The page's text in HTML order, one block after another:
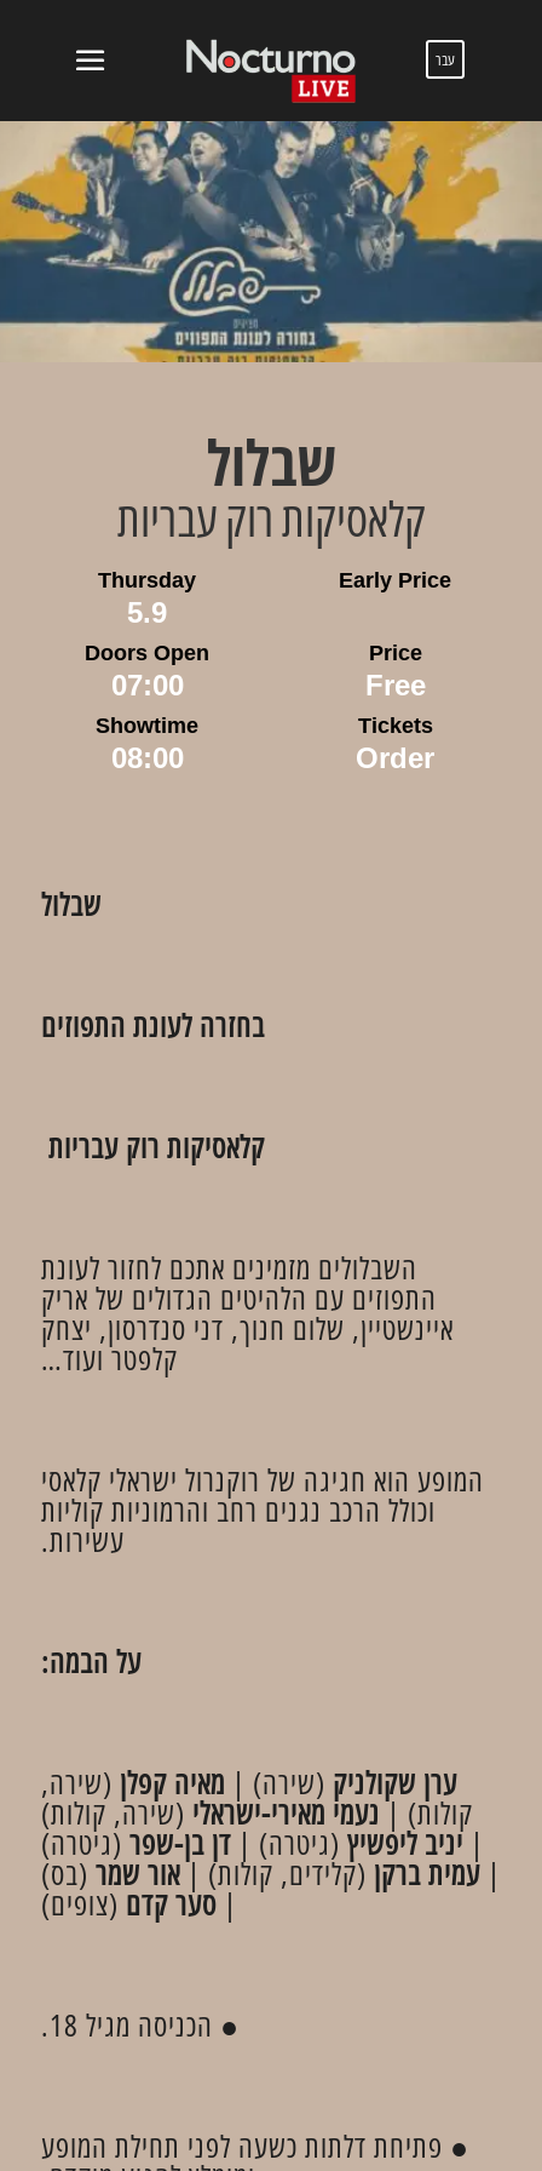
עבר
שבלול
קלאסיקות רוק עבריות
Thursday
5.9
Early Price
Doors Open
07:00
Price
Free
Showtime
08:00
Tickets
Order
שבלול
בחזרה לעונת התפוזים
קלאסיקות רוק עבריות
השבלולים מזמינים אתכם לחזור לעונת
התפוזים עם הלהיטים הגדולים של אריק
איינשטיין, שלום חנוך, דני סנדרסון, יצחק
קלפטר ועוד…
המופע הוא חגיגה של רוקנרול ישראלי קלאסי
וכולל הרכב נגנים רחב והרמוניות קוליות
עשירות.
על הבמה:
ערן שקולניק (שירה) | מאיה קפלן (שירה,
קולות) |נעמי מאירי-ישראלי (שירה, קולות)
| יניב ליפשיץ (גיטרה) | דן בן-שפר (גיטרה)
| עמית ברקן (קלידים, קולות) |אור שמר (בס)
| סער קדם (צופים)
● הכניסה מגיל 18.
● פתיחת דלתות כשעה לפני תחילת המופע